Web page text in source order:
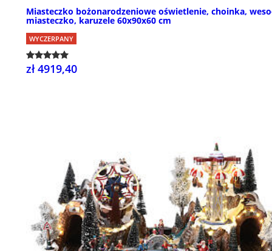
Miasteczko bożonarodzeniowe oświetlenie, choinka,
miasteczko, karuzele 60x90x60 cm
WYCZERPANY
zł 4919,40